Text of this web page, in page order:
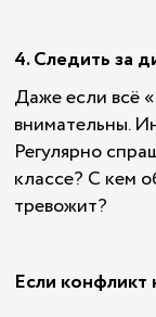
4. Следить за
Даже если всё
внимательны.
Регулярно
классе? С кем
тревожит?
Если конфликт